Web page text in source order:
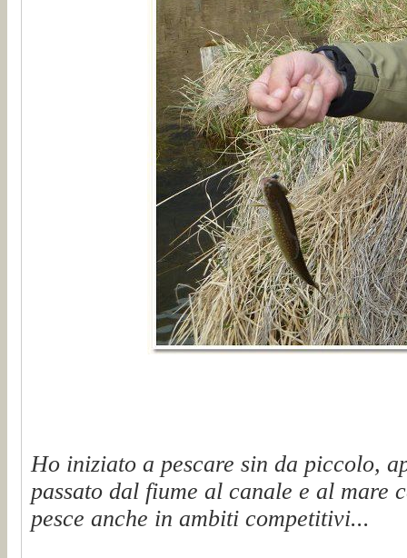
Ho iniziato a pescare sin da piccolo,
passato dal fiume al canale e al mare
pesce anche in ambiti competitivi...